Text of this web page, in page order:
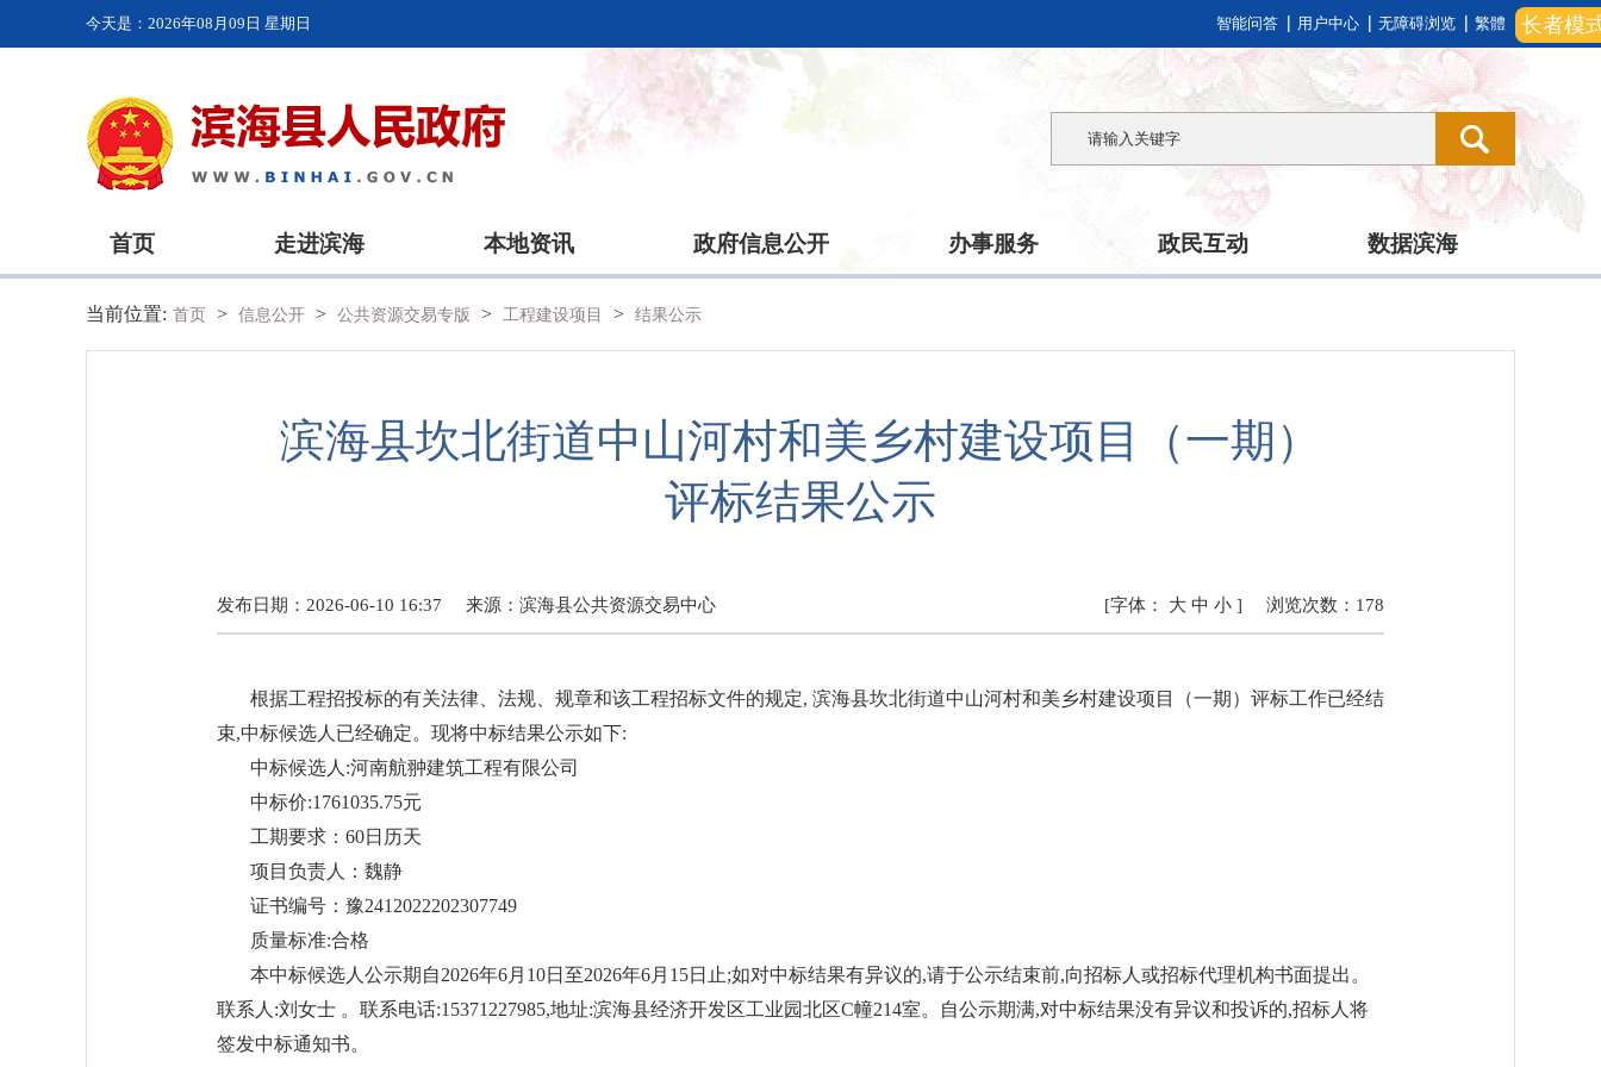
长者模
今天是： 2026年08月09日 星期日 智能问答 用户中心 无障碍浏览 繁體
首页 走进滨海 本地资讯 政府信息公开 办事服务 政民互动 数据滨海
当前位置: 首页 > 信息公开 > 公共资源交易专版 > 工程建设项目 > 结果公示
滨海县坎北街道中山河村和美乡村建设项目（一期）
评标结果公示
发布日期：2026-06-10 16:37 来源： 滨海县公共资源交易中心 浏览次数： 178
[字体： 大 中 小 ]
根据工程招投标的有关法律、法规、规章和该工程招标文件的规定, 滨海县坎北街道中山河村和美乡村建设项目（一期）评标工作已经结
束,中标候选人已经确定。现将中标结果公示如下:
中标候选人:河南航翀建筑工程有限公司
中标价:1761035.75元
工期要求：60日历天
项目负责人：魏静
证书编号：豫2412022202307749
质量标准:合格
本中标候选人公示期自2026年6月10日至2026年6月15日止;如对中标结果有异议的,请于公示结束前,向招标人或招标代理机构书面提出。
联系人:刘女士 。联系电话:15371227985,地址:滨海县经济开发区工业园北区C幢214室。自公示期满,对中标结果没有异议和投诉的,招标人将
签发中标通知书。